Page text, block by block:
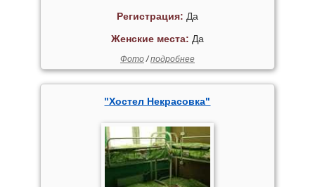
Регистрация: Да
Женские места: Да
Фото/подробнее
"Хостел Некрасовка"